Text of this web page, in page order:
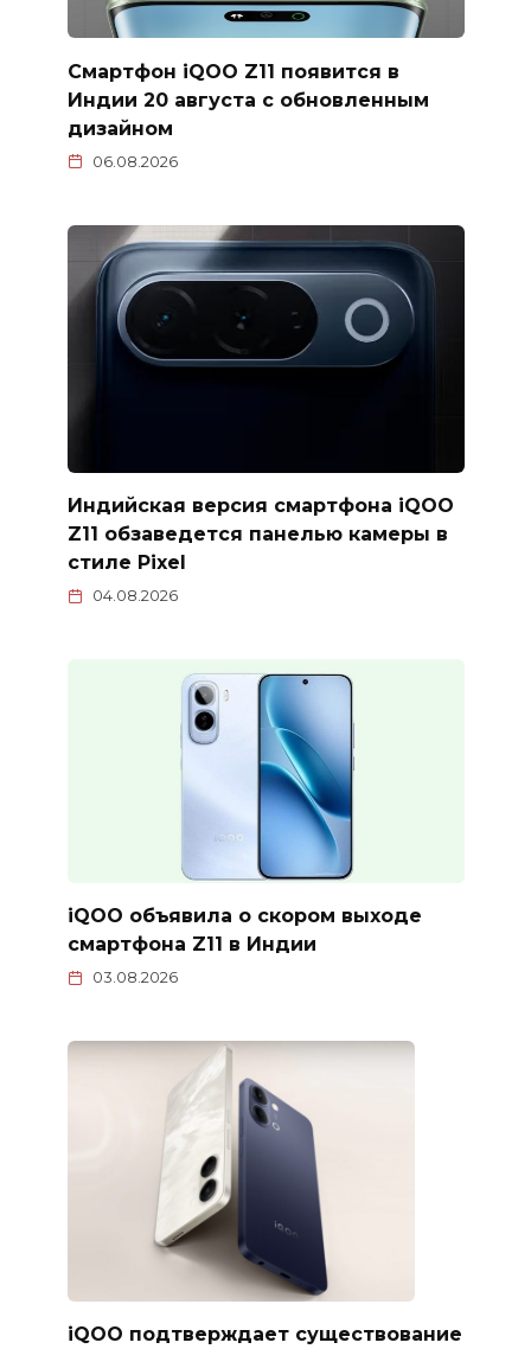
Смартфон iQOO Z11 появится в
Индии 20 августа с обновленным
дизайном
06.08.2026
Индийская версия смартфона iQOO
Z11 обзаведется панелью камеры в
стиле Pixel
04.08.2026
iQOO объявила о скором выходе
смартфона Z11 в Индии
03.08.2026
iQOO подтверждает существование